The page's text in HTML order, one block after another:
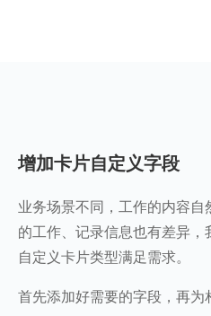
增加卡片自定义字段
业务场景不同，工作的内容
的工作、记录信息也有差异
自定义卡片类型满足需求。
首先添加好需要的字段，再为